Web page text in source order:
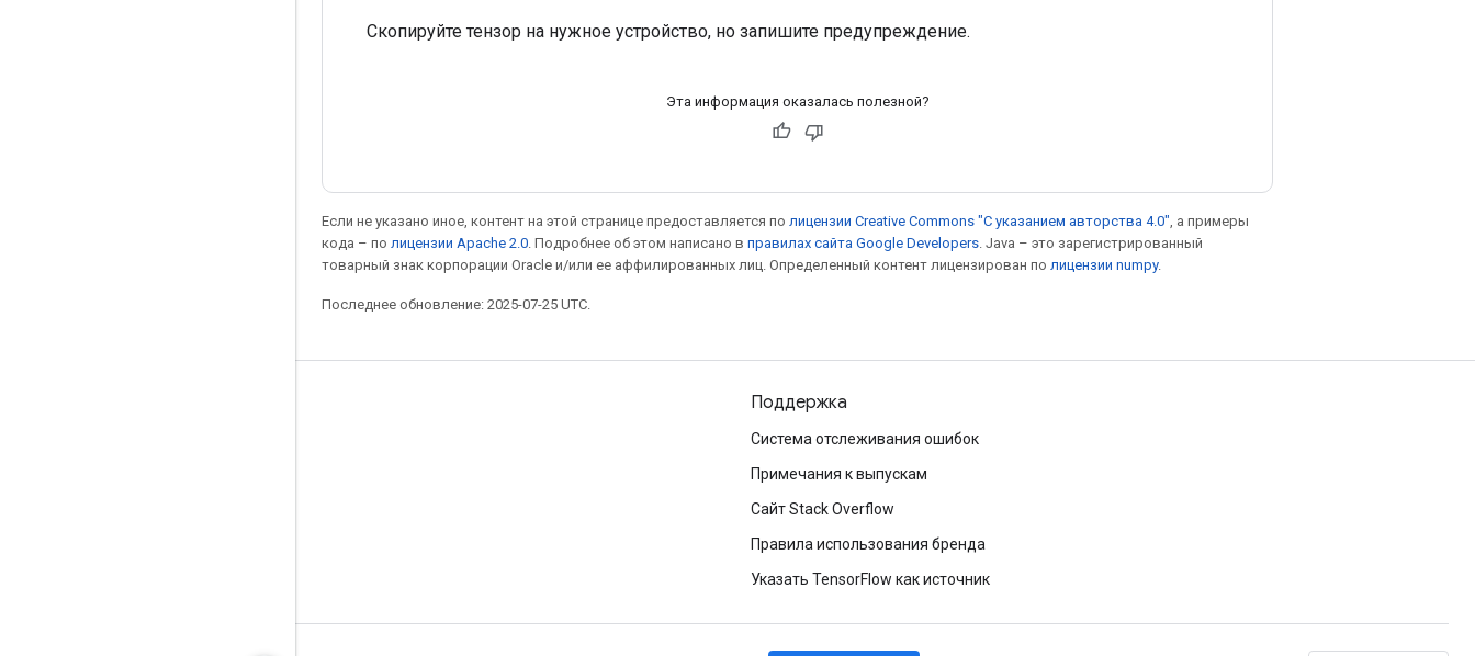
Скопируйте тензор на нужное устройство, но запишите предупреждение.
Эта информация оказалась полезной?
Если не указано иное, контент на этой странице предоставляется по лицензии Creative Commons "С указанием авторства 4.0" , а примеры
кода – по лицензии Apache 2.0 . Подробнее об этом написано в правилах сайта Google Developers . Java – это зарегистрированный
товарный знак корпорации Oracle и/или ее аффилированных лиц. Определенный контент лицензирован по лицензии numpy.
Последнее обновление: 2025-07-25 UTC.
Поддержка
Система отслеживания ошибок
Примечания к выпускам
Сайт Stack Overflow
Правила использования бренда
Указать TensorFlow как источник